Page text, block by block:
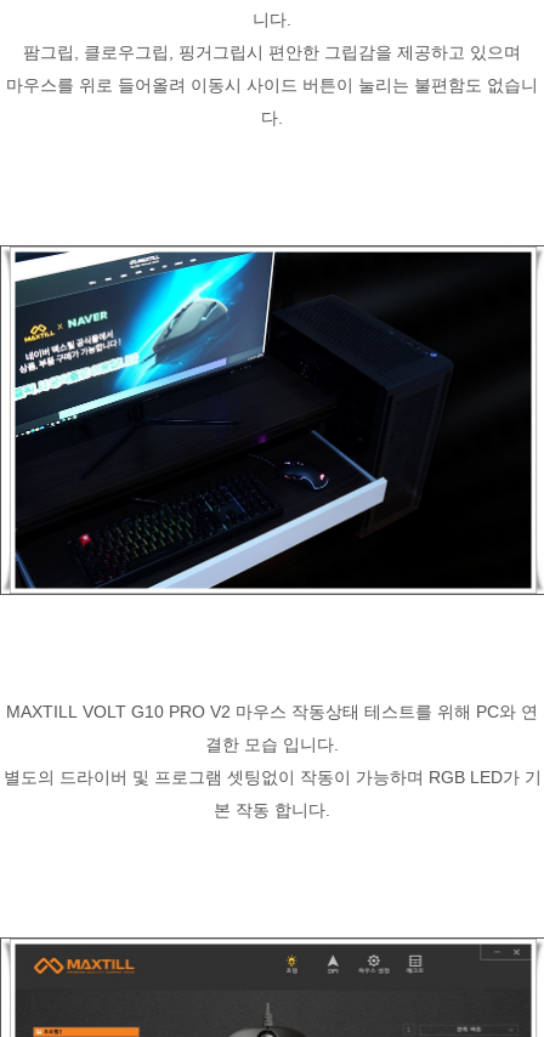
니다.
팜그립, 클로우그립, 핑거그립시 편안한 그립감을 제공하고 있으며
마우스를 위로 들어올려 이동시 사이드 버튼이 눌리는 불편함도 없습니
다.
MAXTILL VOLT G10 PRO V2 마우스 작동상태 테스트를 위해 PC와 연
결한 모습 입니다.
별도의 드라이버 및 프로그램 셋팅없이 작동이 가능하며 RGB LED가 기
본 작동 합니다.